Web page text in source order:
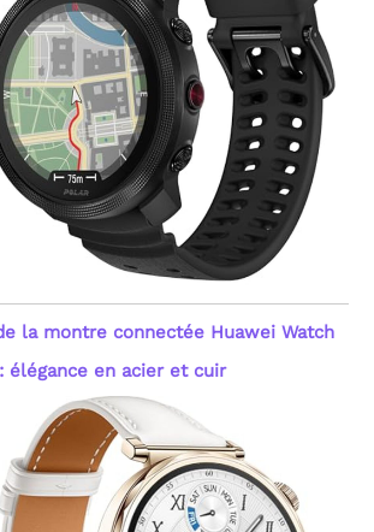
la montre connectée Huawei Watch
élégance en acier et cuir